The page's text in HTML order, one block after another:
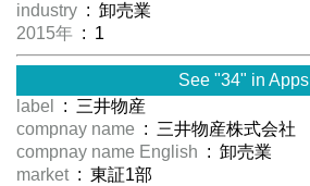
industry : 卸売業
2015年 : 1
See "34" in Apps
label
: 三井物産
compnay name : 三井物産株式会社
compnay name English : 卸売業
market : 東証1部